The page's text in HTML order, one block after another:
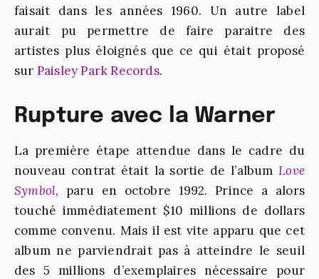
faisait dans les années 1960. Un autre label
aurait pu permettre de faire paraitre des
artistes plus éloignés que ce qui était proposé
sur Paisley Park Records.
Rupture avec la Warner
La première étape attendue dans le cadre du
nouveau contrat était la sortie de l’albumLove
Symbol, paru en octobre 1992. Prince a alors
touché immédiatement $10 millions de dollars
comme convenu. Mais il est vite apparu que cet
album ne parviendrait pas à atteindre le seuil
des 5 millions d’exemplaires nécessaire pour